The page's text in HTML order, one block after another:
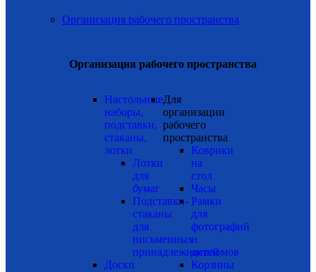
Организация рабочего пространства
Организация рабочего пространства
Настольные
наборы,
подставки,
стаканы,
лотки
Лотки
для
бумаг
Подставки-
стаканы
для
письменных
принадлежностей
Доски
Для
организации
рабочего
пространства
Коврики
на
стол
Часы
Рамки
для
фотографий
и
дипломов
Корзины